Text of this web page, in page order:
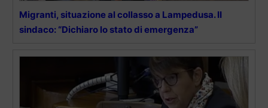
Migranti, situazione al collasso a Lampedusa. II
sindaco: “Dichiaro lo stato di emergenza”